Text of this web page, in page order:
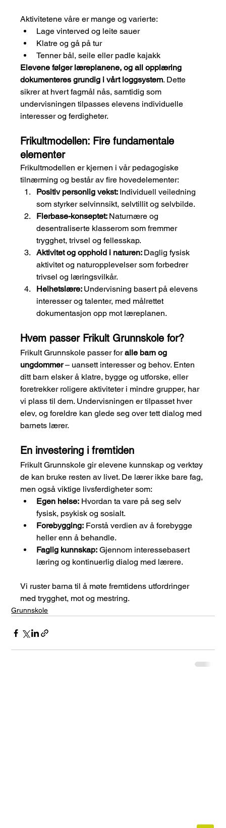
Aktivitetene våre er mange og varierte:
Lage vinterved og leite sauer
Klatre og gå på tur
Tenner bål, seile eller padle kajakk
Elevene følger læreplanene, og all opplæring
dokumenteres grundig i vårt loggsystem. Dette
sikrer at hvert fagmål nås, samtidig som
undervisningen tilpasses elevens individuelle
interesser og ferdigheter.
Frikultmodellen: Fire fundamentale
elementer
Frikultmodellen er kjernen i vår pedagogiske
tilnærming og består av fire hovedelementer:
Positiv personlig vekst: Individuell veiledning
som styrker selvinnsikt, selvtillit og selvbilde.
Flerbase-konseptet: Naturnære og
desentraliserte klasserom som fremmer
trygghet, trivsel og fellesskap.
Aktivitet og opphold i naturen: Daglig fysisk
aktivitet og naturopplevelser som forbedrer
trivsel og læringsvilkår.
Helhetslære: Undervisning basert på elevens
interesser og talenter, med målrettet
dokumentasjon opp mot læreplanen.
Hvem passer Frikult Grunnskole for?
Frikult Grunnskole passer for alle barn og
ungdommer – uansett interesser og behov. Enten
ditt barn elsker å klatre, bygge og utforske, eller
foretrekker roligere aktiviteter i mindre grupper, har
vi plass til dem. Undervisningen er tilpasset hver
elev, og foreldre kan glede seg over tett dialog med
barnets lærer.
En investering i fremtiden
Frikult Grunnskole gir elevene kunnskap og verktøy
de kan bruke resten av livet. De lærer ikke bare fag,
men også viktige livsferdigheter som:
Egen helse: Hvordan ta vare på seg selv
fysisk, psykisk og sosialt.
Forebygging: Forstå verdien av å forebygge
heller enn å behandle.
Faglig kunnskap: Gjennom interessebasert
læring og kontinuerlig dialog med lærere.
Vi ruster barna til å møte fremtidens utfordringer
med trygghet, mot og mestring.
Grunnskole